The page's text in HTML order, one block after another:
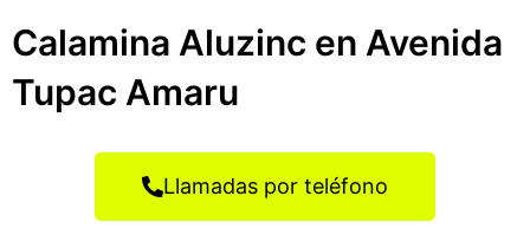
Calamina Aluzinc en Avenida
Tupac Amaru
Llamadas por teléfono